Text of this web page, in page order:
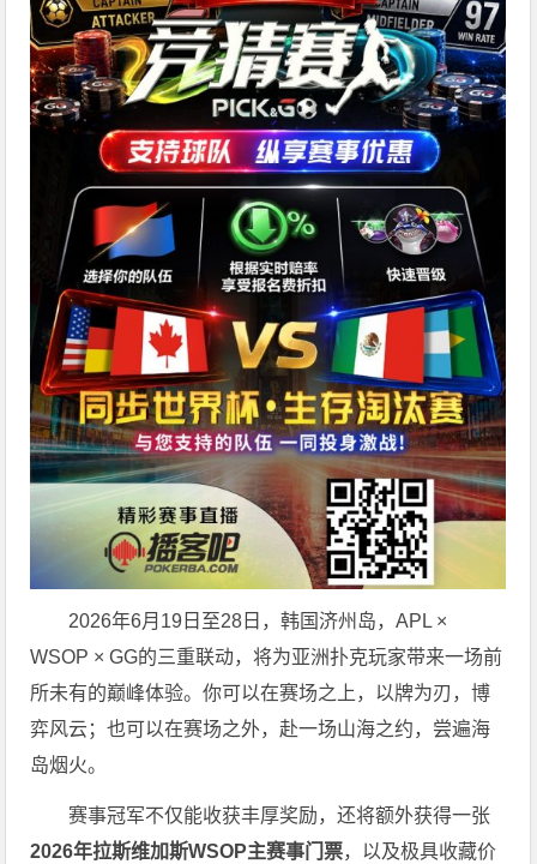
2026年6月19日至28日，韩国济州岛，APL ×
WSOP × GG的三重联动，将为亚洲扑克玩家带来一场前
所未有的巅峰体验。你可以在赛场之上，以牌为刃，博
弈风云；也可以在赛场之外，赴一场山海之约，尝遍海
岛烟火。
赛事冠军不仅能收获丰厚奖励，还将额外获得一张
2026年拉斯维加斯WSOP主赛事门票，以及极具收藏价